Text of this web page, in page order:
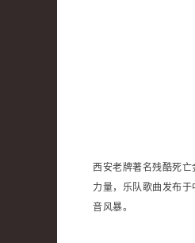
西安老牌著名残酷死
力量，乐队歌曲发布
音风暴。